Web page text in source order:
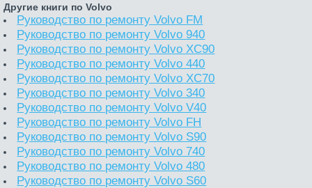
Другие книги по Volvo
Руководство по ремонту Volvo FM
Руководство по ремонту Volvo 940
Руководство по ремонту Volvo XC90
Руководство по ремонту Volvo 440
Руководство по ремонту Volvo XC70
Руководство по ремонту Volvo 340
Руководство по ремонту Volvo V40
Руководство по ремонту Volvo FH
Руководство по ремонту Volvo S90
Руководство по ремонту Volvo 740
Руководство по ремонту Volvo 480
Руководство по ремонту Volvo S60